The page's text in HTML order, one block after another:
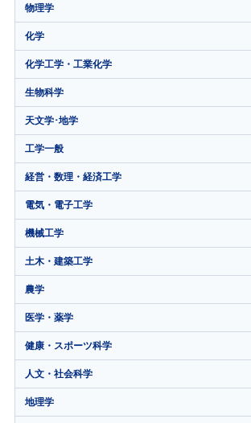
物理学
化学
化学工学・工業化学
生物科学
天文学･地学
工学一般
経営・数理・経済工学
電気・電子工学
機械工学
土木・建築工学
農学
医学・薬学
健康・スポーツ科学
人文・社会科学
地理学